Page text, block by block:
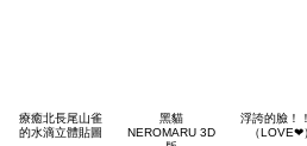
療癒北長尾山雀
的水滴立體貼圖
黑貓
NEROMARU 3D
浮誇的臉！
（LOVE❤